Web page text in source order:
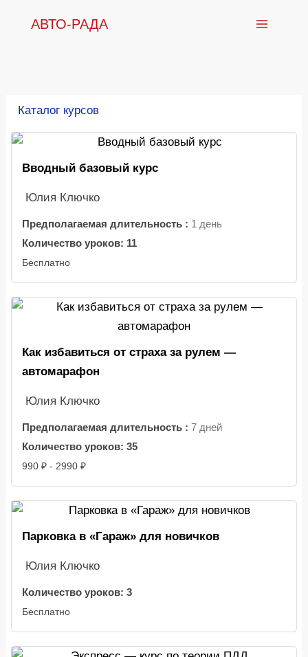
АВТО-РАДА
Каталог курсов
Вводный базовый курс
Юлия Ключко
Предполагаемая длительность : 1 день
Количество уроков: 11
Бесплатно
Как избавиться от страха за рулем —
автомарафон
Юлия Ключко
Предполагаемая длительность :7 дней
Количество уроков:35
990 ₽ - 2990 ₽
Парковка в «Гараж» для новичков
Юлия Ключко
Количество уроков:3
Бесплатно